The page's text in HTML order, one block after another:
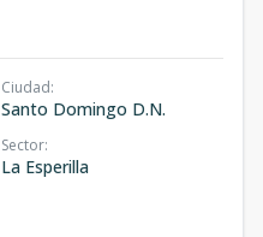
Ciudad:
Santo Domingo D.N.
Sector:
La Esperilla